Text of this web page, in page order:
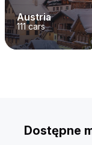
Austria
111cars
Dostępne